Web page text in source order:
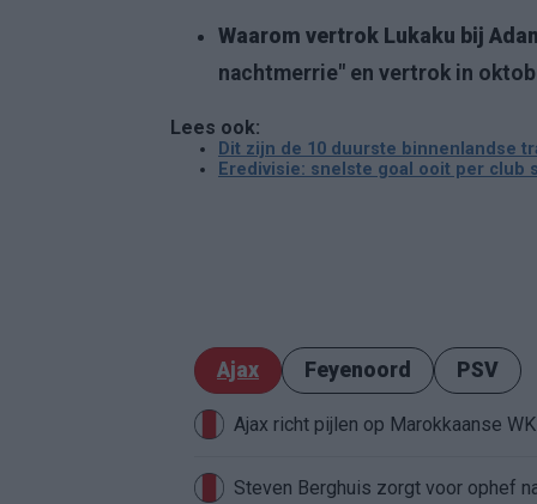
Waarom vertrok Lukaku bij
nachtmerrie" en vertrok in
Lees ook:
Dit zijn de 10 duurste binnenlandse
Eredivisie: snelste goal ooit per club
Ajax Feyenoord PSV
Ajax richt pijlen op Marokkaanse
Steven Berghuis zorgt voor ophef